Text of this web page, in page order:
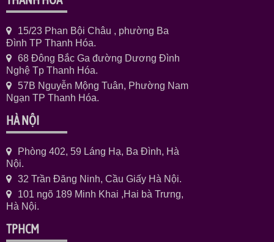
15/23 Phan Bội Châu , phường Ba
Đình TP Thanh Hóa.
68 Đông Bắc Ga đường Dương Đình
Nghệ Tp Thanh Hóa.
57B Nguyễn Mộng Tuân, Phường Nam
Ngạn TP Thanh Hóa.
HÀ NỘI
Phòng 402, 59 Láng Hạ, Ba Đình, Hà
Nội.
32 Trần Đăng Ninh, Cầu Giấy Hà Nội.
101 ngõ 189 Minh Khai ,Hai bà Trưng,
Hà Nội.
TPHCM